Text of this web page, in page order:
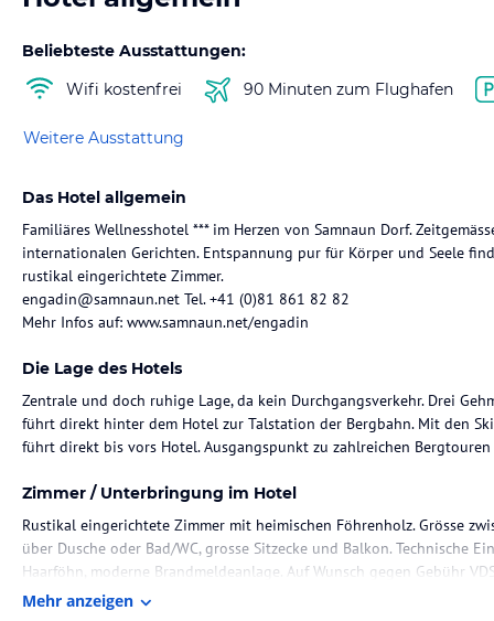
Beliebteste Ausstattungen:
Wifi kostenfrei
90 Minuten zum Flughafen
Weitere Ausstattung
Das Hotel allgemein
Familiäres Wellnesshotel *** im Herzen von Samnaun Dorf.
internationalen Gerichten. Entspannung pur für Körper und Seele
rustikal eingerichtete Zimmer.
engadin@samnaun.net Tel. +41 (0)81 861 82 82
Mehr Infos auf: www.samnaun.net/engadin
Die Lage des Hotels
Zentrale und doch ruhige Lage, da kein Durchgangsverkehr. Drei
führt direkt hinter dem Hotel zur Talstation der Bergbahn. Mit den
führt direkt bis vors Hotel. Ausgangspunkt zu zahlreichen
Zimmer / Unterbringung im Hotel
Rustikal eingerichtete Zimmer mit heimischen Föhrenholz. Grösse
über Dusche oder Bad/WC, grosse Sitzecke und Balkon. Technische
Haarföhn, moderne Brandmeldeanlage. Auf Wunsch gegen Gebühr
Mehr anzeigen